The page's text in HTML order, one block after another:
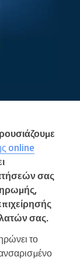
online
σας
σας.
το